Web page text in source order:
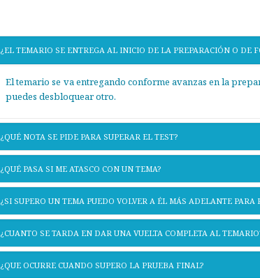
¿EL TEMARIO SE ENTREGA AL INICIO DE LA PREPARACIÓN O DE
El temario se va entregando conforme avanzas en la
puedes desbloquear otro.
¿QUÉ NOTA SE PIDE PARA SUPERAR EL TEST?
¿QUÉ PASA SI ME ATASCO CON UN TEMA?
¿SI SUPERO UN TEMA PUEDO VOLVER A ÉL MÁS ADELANTE PARA
¿CUANTO SE TARDA EN DAR UNA VUELTA COMPLETA AL
¿QUE OCURRE CUANDO SUPERO LA PRUEBA FINAL?